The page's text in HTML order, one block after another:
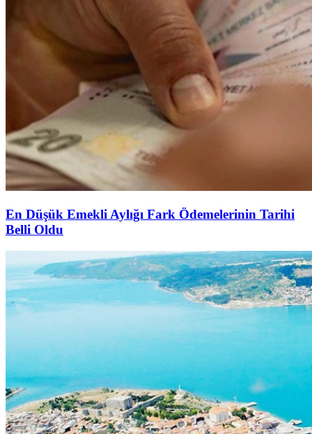
En Düşük Emekli Aylığı Fark Ödemelerinin Tarihi
Belli Oldu